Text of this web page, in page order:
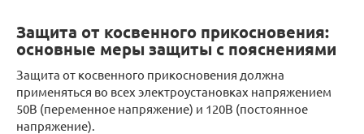
Защита от косвенного прикосновения:
основные меры защиты с пояснениями
Защита от косвенного прикосновения должна
применяться во всех электроустановках напряжением
50В (переменное напряжение) и 120В (постоянное
напряжение).